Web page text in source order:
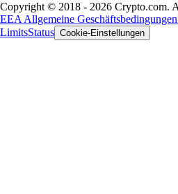
Copyright © 2018 - 2026 Crypto.com.
EEA Allgemeine Geschäftsbedingungen
LimitsStatus Cookie-Einstellungen